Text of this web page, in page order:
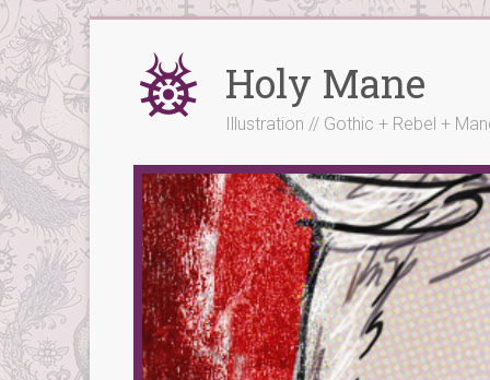
Skip
to
content
Holy Mane
Illustration // Gothic + Rebel +